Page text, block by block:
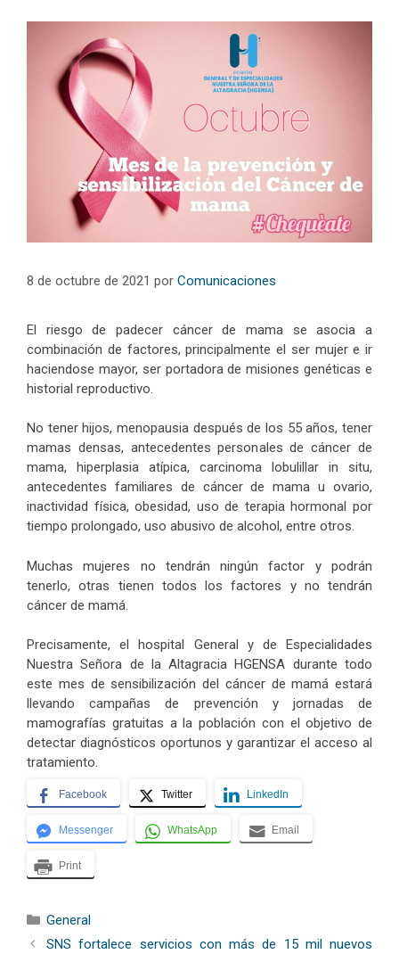
8 de octubre de 2021 por Comunicaciones
El riesgo de padecer cáncer de mama se asocia a
combinación de factores, principalmente el ser mujer e ir
haciendose mayor, ser portadora de misiones genéticas e
historial reproductivo.
No tener hijos, menopausia después de los 55 años, tener
mamas densas, antecedentes personales de cáncer de
mama, hiperplasia atípica, carcinoma lobulillar in situ,
antecedentes familiares de cáncer de mama u ovario,
inactividad física, obesidad, uso de terapia hormonal por
tiempo prolongado, uso abusivo de alcohol, entre otros.
Muchas mujeres no tendrán ningún factor y podrán
tenerlo, otras tienen todos los factores y no tendrán
cáncer de mamá.
Precisamente, el hospital General y de Especialidades
Nuestra Señora de la Altagracia HGENSA durante todo
este mes de sensibilización del cáncer de mamá estará
llevando campañas de prevención y jornadas de
mamografías gratuitas a la población con el objetivo de
detectar diagnósticos oportunos y garantizar el acceso al
tratamiento.
Facebook Twitter LinkedIn
Messenger WhatsApp Email
Print
Categorías
General
SNS fortalece servicios con más de 15 mil nuevos